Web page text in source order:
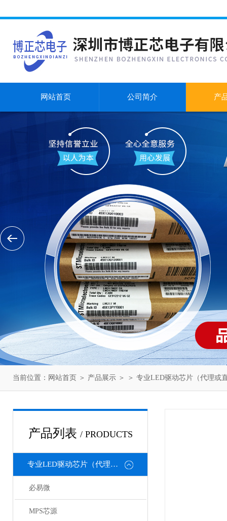
网站首页 公司简介 产
当前位置： 网站首页 ＞ 产品展示 ＞ ＞ 专业LED驱动芯片（代理或
产品列表 / PRODUCTS
专业LED驱动芯片（代理或直销）
必易微
MPS芯源